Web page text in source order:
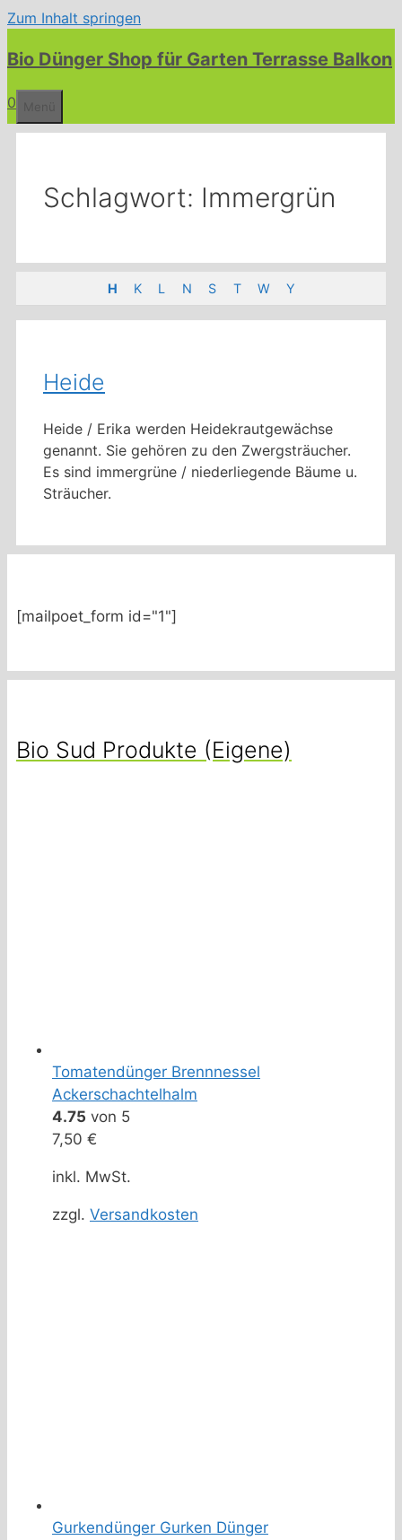
Zum Inhalt springen
Bio Dünger Shop für Garten Terrasse Balkon
0
Schlagwort: Immergrün
H K L N S T W Y
Heide
Heide / Erika werden Heidekrautgewächse
genannt. Sie gehören zu den Zwergsträucher.
Es sind immergrüne / niederliegende Bäume u.
Sträucher.
[mailpoet_form id="1"]
Bio Sud Produkte (Eigene)
Tomatendünger Brennnessel
Ackerschachtelhalm
4.75 von 5
7,50 €
inkl. MwSt.
zzgl. Versandkosten
Gurkendünger Gurken Dünger